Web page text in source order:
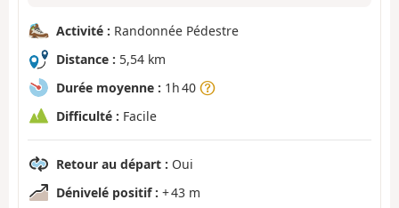
Activité : Randonnée Pédestre
Distance : 5,54 km
Durée moyenne : 1h 40
Difficulté : Facile
Retour au départ : Oui
Dénivelé positif : + 43 m